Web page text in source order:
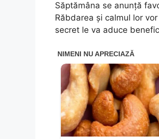
Săptămâna se anunță
Răbdarea și calmul lor
secret le va aduce